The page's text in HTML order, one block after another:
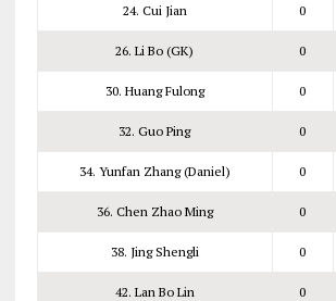
24. Cui Jian 0
26. Li Bo (GK) 0
30. Huang Fulong 0
32. Guo Ping 0
34. Yunfan Zhang (Daniel) 0
36. Chen Zhao Ming 0
38. Jing Shengli 0
42. Lan Bo Lin 0